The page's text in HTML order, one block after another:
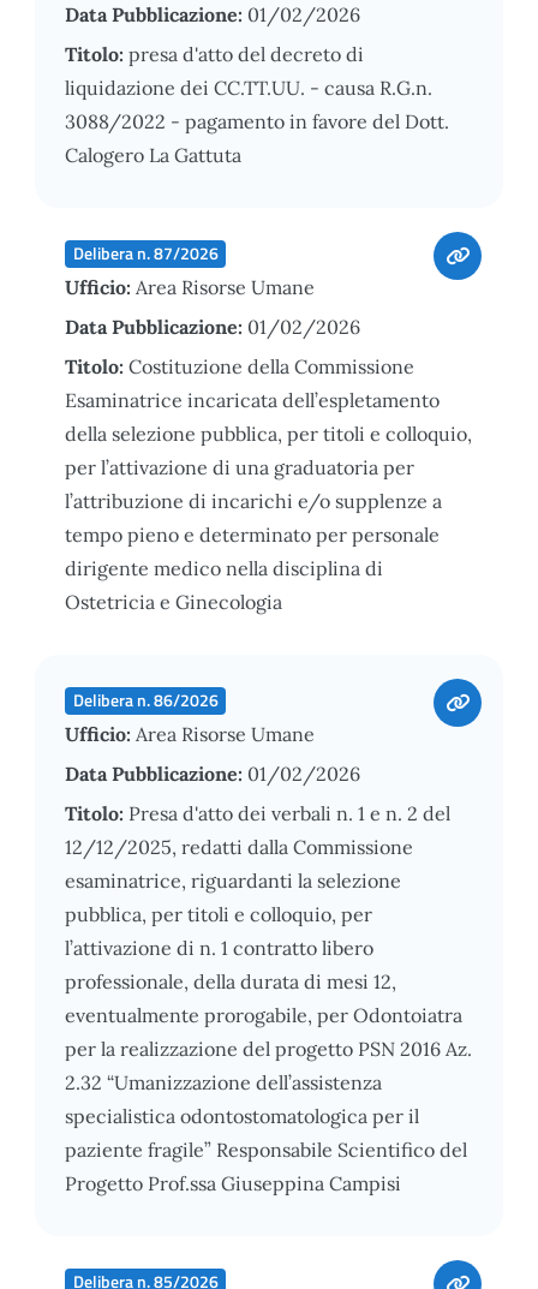
Data Pubblicazione: 01/02/2026
Titolo: presa d'atto del decreto di
liquidazione dei CC.TT.UU. - causa R.G.n.
3088/2022 - pagamento in favore del Dott.
Calogero La Gattuta
Delibera n. 87/2026
Ufficio: Area Risorse Umane
Data Pubblicazione: 01/02/2026
Titolo: Costituzione della Commissione
Esaminatrice incaricata dell’espletamento
della selezione pubblica, per titoli e colloquio,
per l’attivazione di una graduatoria per
l’attribuzione di incarichi e/o supplenze a
tempo pieno e determinato per personale
dirigente medico nella disciplina di
Ostetricia e Ginecologia
Delibera n. 86/2026
Ufficio: Area Risorse Umane
Data Pubblicazione: 01/02/2026
Titolo: Presa d'atto dei verbali n. 1 e n. 2 del
12/12/2025, redatti dalla Commissione
esaminatrice, riguardanti la selezione
pubblica, per titoli e colloquio, per
l’attivazione di n. 1 contratto libero
professionale, della durata di mesi 12,
eventualmente prorogabile, per Odontoiatra
per la realizzazione del progetto PSN 2016 Az.
2.32 “Umanizzazione dell’assistenza
specialistica odontostomatologica per il
paziente fragile” Responsabile Scientifico del
Progetto Prof.ssa Giuseppina Campisi
Delibera n. 85/2026